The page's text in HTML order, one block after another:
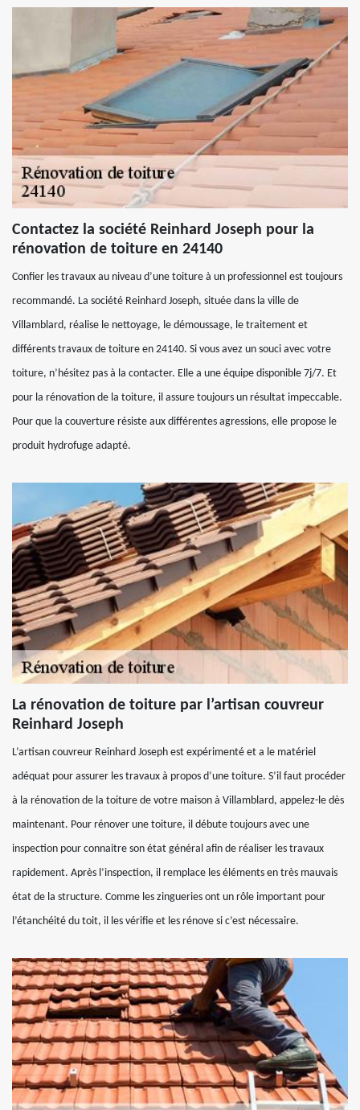
Contactez la société Reinhard Joseph pour la
rénovation de toiture en 24140
Confier les travaux au niveau d’une toiture à un professionnel est toujours
recommandé. La société Reinhard Joseph, située dans la ville de
Villamblard, réalise le nettoyage, le démoussage, le traitement et
différents travaux de toiture en 24140. Si vous avez un souci avec votre
toiture, n’hésitez pas à la contacter. Elle a une équipe disponible 7j/7. Et
pour la rénovation de la toiture, il assure toujours un résultat impeccable.
Pour que la couverture résiste aux différentes agressions, elle propose le
produit hydrofuge adapté.
La rénovation de toiture par l’artisan couvreur
Reinhard Joseph
L’artisan couvreur Reinhard Joseph est expérimenté et a le matériel
adéquat pour assurer les travaux à propos d’une toiture. S’il faut procéder
à la rénovation de la toiture de votre maison à Villamblard, appelez-le dès
maintenant. Pour rénover une toiture, il débute toujours avec une
inspection pour connaitre son état général afin de réaliser les travaux
rapidement. Après l’inspection, il remplace les éléments en très mauvais
état de la structure. Comme les zingueries ont un rôle important pour
l’étanchéité du toit, il les vérifie et les rénove si c’est nécessaire.